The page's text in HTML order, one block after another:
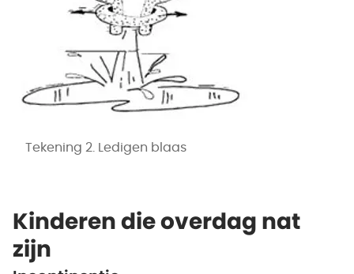
Tekening 2. Ledigen blaas
Kinderen die overdag nat
zijn